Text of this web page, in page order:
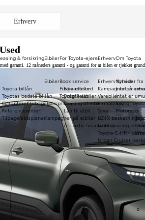
Erhverv
& forsikring
Toyota billån
Toyotas bedste billån
Garanteret tilbagekøbspris
Referencerenter
Tilbagefaldsplaner
Elbiler
Elbiler
Nye elbiler
Brugte elbiler
Leasing af elbil
Lån til elbil
Kampagner på elbiler
Attraktiv finansiering
For Toyota-ejere
Book service
Find værksted
Toyota Relax
Erhverv
Erhverv forside
Kampagner på
Varebiler
Firmabiler
Taxa
bZ4X
bZ4X Touring
Toyota C-HR+
Urban Cruiser
Om Toyota
Nyheder fra
Intet er
Intet er
Spørg
Motorsport
garanti. 12 måneders garanti - og garanti for at bilen er tjekket